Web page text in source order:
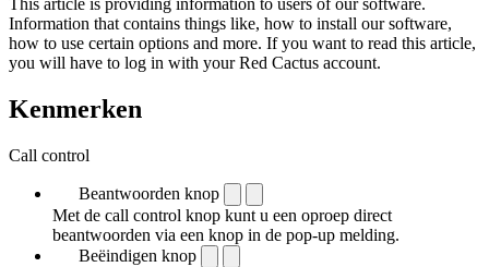
This article is providing information to users of our software.
Information that contains things like, how to install our software,
how to use certain options and more. If you want to read this article,
you will have to log in with your Red Cactus account.
Kenmerken
Call control
Beantwoorden knop
Met de call control knop kunt u een oproep direct
beantwoorden via een knop in de pop-up melding.
Beëindigen knop